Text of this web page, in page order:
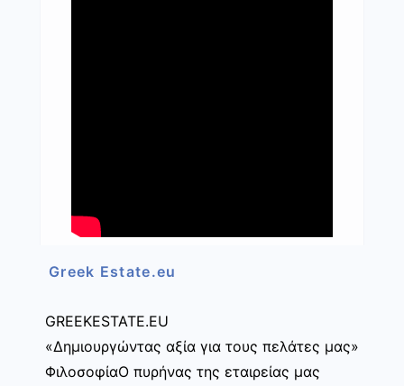
Greek Estate.eu
GREEKESTATE.EU
«Δημιουργώντας αξία για τους πελάτες μας»
ΦιλοσοφίαΟ πυρήνας της εταιρείας μας